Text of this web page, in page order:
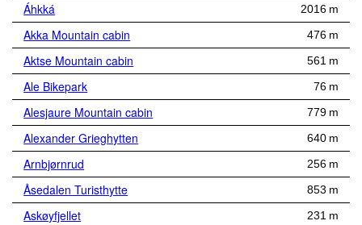
Áhkká 2016 m
Akka Mountain cabin 476 m
Aktse Mountain cabin 561 m
Ale Bikepark 76 m
Alesjaure Mountain cabin 779 m
Alexander Grieghytten 640 m
Arnbjørnrud 256 m
Åsedalen Turisthytte 853 m
Askøyfjellet 231 m